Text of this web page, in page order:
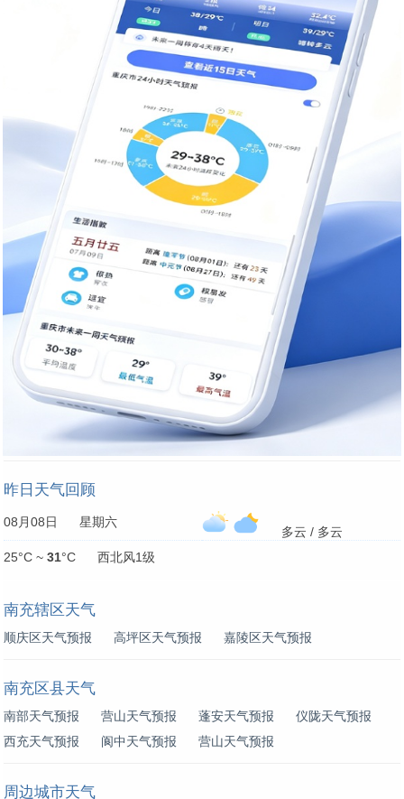
昨日天气回顾
08月08日 星期六
多云 / 多云
25°C ~ 31°C 西北风1级
南充辖区天气
顺庆区天气预报 高坪区天气预报 嘉陵区天气预报
南充区县天气
南部天气预报 营山天气预报 蓬安天气预报
仪陇天气预报
西充天气预报
阆中天气预报 营山天气预报
周边城市天气